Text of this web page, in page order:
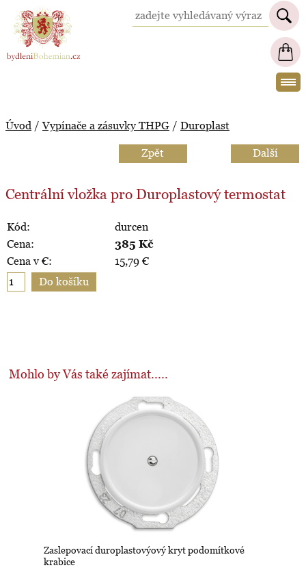
BydleniBohemian.cz
Úvod /Vypínače a zásuvky THPG / Duroplast
Zpět Další
Centrální vložka pro Duroplastový termostat
Kód:
durcen
Cena:
385 Kč
Cena v €:
15,79 €
Mohlo by Vás také zajímat.....
Zaslepovací duroplastovýový kryt podomítkové
krabice